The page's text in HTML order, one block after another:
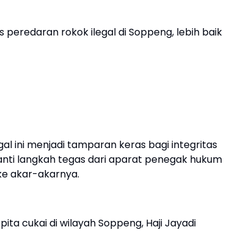
rokok ilegal di Soppeng, lebih baik
ini menjadi tamparan keras bagi integritas
langkah tegas dari aparat penegak hukum
akar-akarnya.
cukai di wilayah Soppeng, Haji Jayadi